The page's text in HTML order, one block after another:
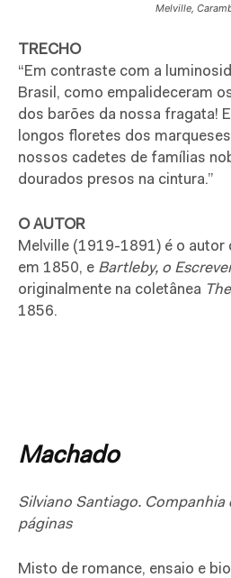
Melville,
TRECHO
“Em contraste com a
Brasil, como empalideceram
dos barões da nossa fragata!
longos floretes dos
nossos cadetes de famílias
dourados presos na cintura.”
O AUTOR
Melville (1919-1891) é o autor
em 1850, e Bartleby, o
originalmente na coletânea
1856.
Machado
Silviano Santiago. Companhia
páginas
Misto de romance, ensaio e